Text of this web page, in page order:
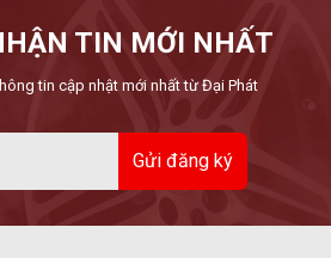
TIN MỚI NHẤT
tin cập nhật mới nhất từ Đại Phát